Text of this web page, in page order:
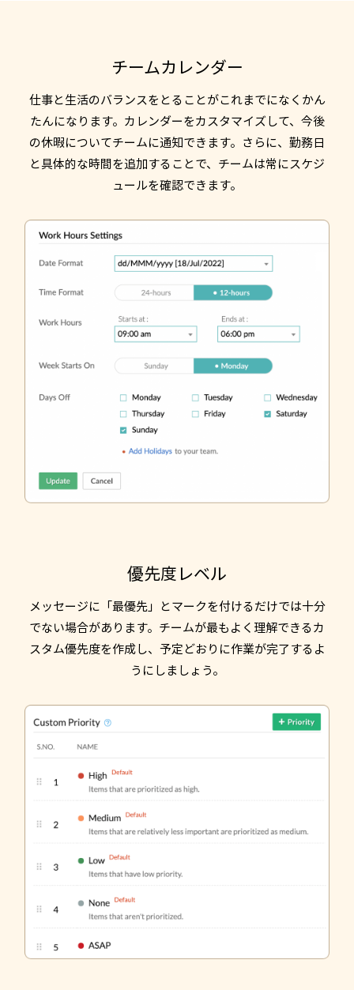
チームカレンダー
仕事と生活のバランスをとることがこれまでになくかん
たんになります。カレンダーをカスタマイズして、今後
の休暇についてチームに通知できます。さらに、勤務日
と具体的な時間を追加することで、チームは常にスケジ
ュールを確認できます。
優先度レベル
メッセージに「最優先」とマークを付けるだけでは十分
でない場合があります。チームが最もよく理解できるカ
スタム優先度を作成し、予定どおりに作業が完了するよ
うにしましょう。